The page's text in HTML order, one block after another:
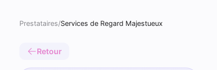
Prestataires/Services de Regard Majestueux
Retour